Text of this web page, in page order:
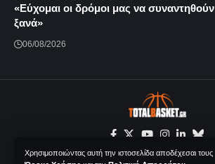
Χρησιμοποιώντας αυτή την ιστοσελίδα αποδέχεσαι τους
«Εύχομαι οι δρόμοι μας να συναντηθούν
ξανά»
06/08/2026